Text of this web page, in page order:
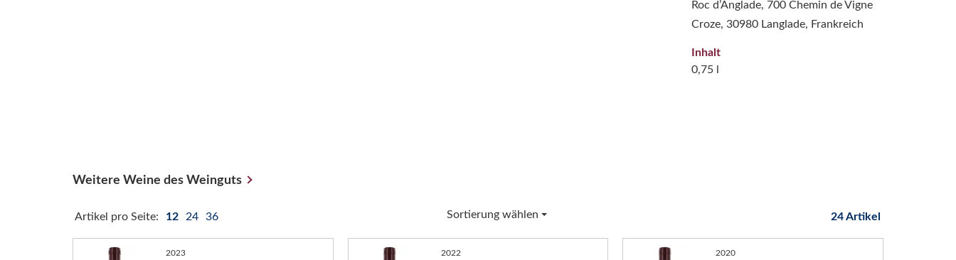
Roc d’Anglade, 700 Chemin de Vigne
Croze, 30980 Langlade, Frankreich
Inhalt
0,75 l
Weitere Weine des Weinguts
Artikel pro Seite: 12 24 36 Sortierung wählen 24 Artikel
2023 2022 2020